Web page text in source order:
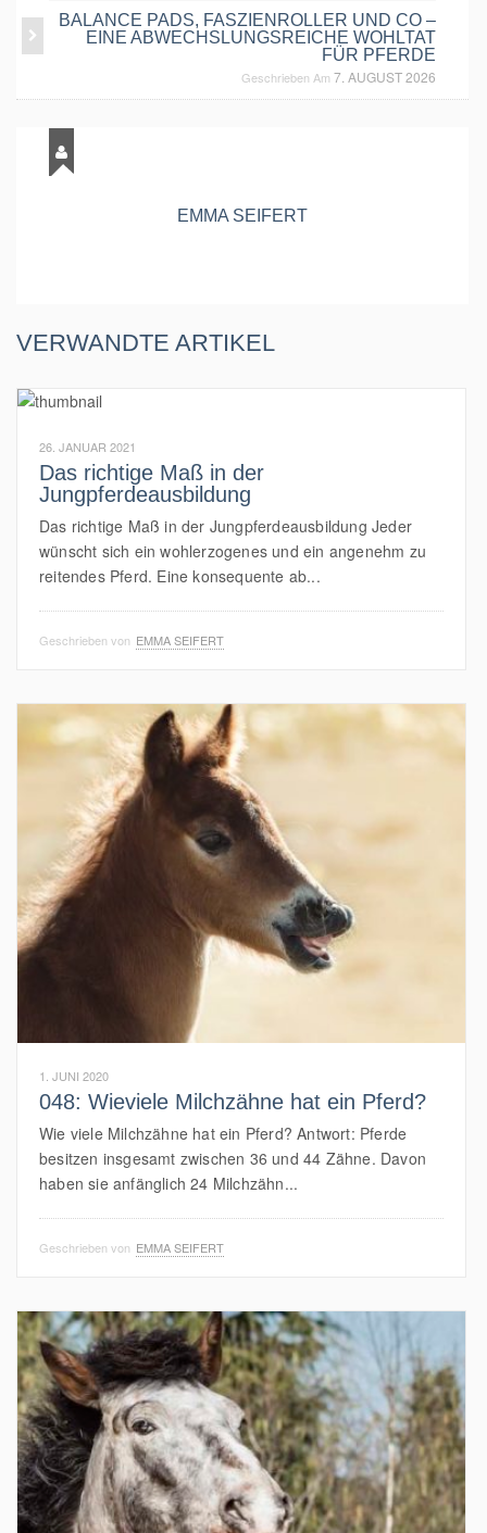
BALANCE PADS, FASZIENROLLER UND CO –
EINE ABWECHSLUNGSREICHE WOHLTAT
FÜR PFERDE
Geschrieben Am 7. AUGUST 2026
EMMA SEIFERT
VERWANDTE ARTIKEL
26. JANUAR 2021
Das richtige Maß in der
Jungpferdeausbildung
Das richtige Maß in der Jungpferdeausbildung Jeder
wünscht sich ein wohlerzogenes und ein angenehm zu
reitendes Pferd. Eine konsequente ab...
Geschrieben von EMMA SEIFERT
1. JUNI 2020
048: Wieviele Milchzähne hat ein Pferd?
Wie viele Milchzähne hat ein Pferd? Antwort: Pferde
besitzen insgesamt zwischen 36 und 44 Zähne. Davon
haben sie anfänglich 24 Milchzähn...
Geschrieben von EMMA SEIFERT